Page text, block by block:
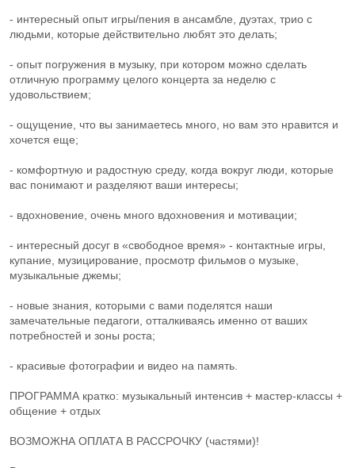
- интересный опыт игры/пения в ансамбле, дуэтах, трио с
людьми, которые действительно любят это делать;
- опыт погружения в музыку, при котором можно сделать
отличную программу целого концерта за неделю с
удовольствием;
- ощущение, что вы занимаетесь много, но вам это нравится и
хочется еще;
- комфортную и радостную среду, когда вокруг люди, которые
вас понимают и разделяют ваши интересы;
- вдохновение, очень много вдохновения и мотивации;
- интересный досуг в «свободное время» - контактные игры,
купание, музицирование, просмотр фильмов о музыке,
музыкальные джемы;
- новые знания, которыми с вами поделятся наши
замечательные педагоги, отталкиваясь именно от ваших
потребностей и зоны роста;
- красивые фотографии и видео на память.
ПРОГРАММА кратко: музыкальный интенсив + мастер-классы +
общение + отдых
ВОЗМОЖНА ОПЛАТА В РАССРОЧКУ (частями)!